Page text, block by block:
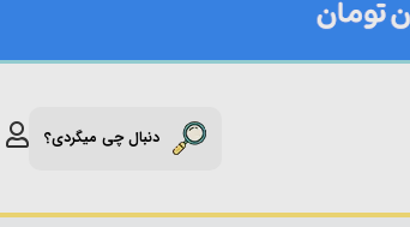
دنبال چی میگردی؟